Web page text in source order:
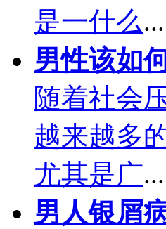
是一什么...
男性该如
随着社会
越来越多
尤其是广...
男人银屑